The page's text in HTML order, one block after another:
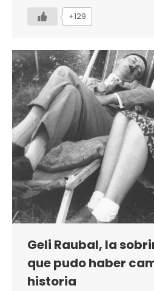
+129
Geli Raubal, la
que pudo haber
historia